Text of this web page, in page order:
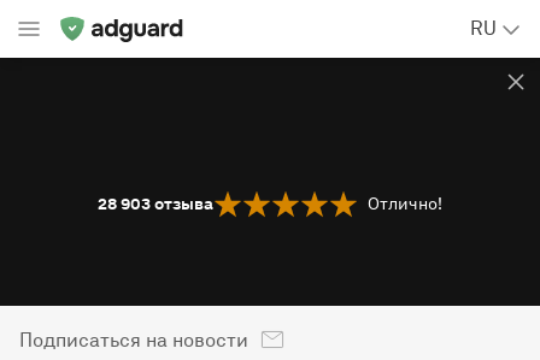
RU
28 903отзыва Отлично!
Подписаться на новости